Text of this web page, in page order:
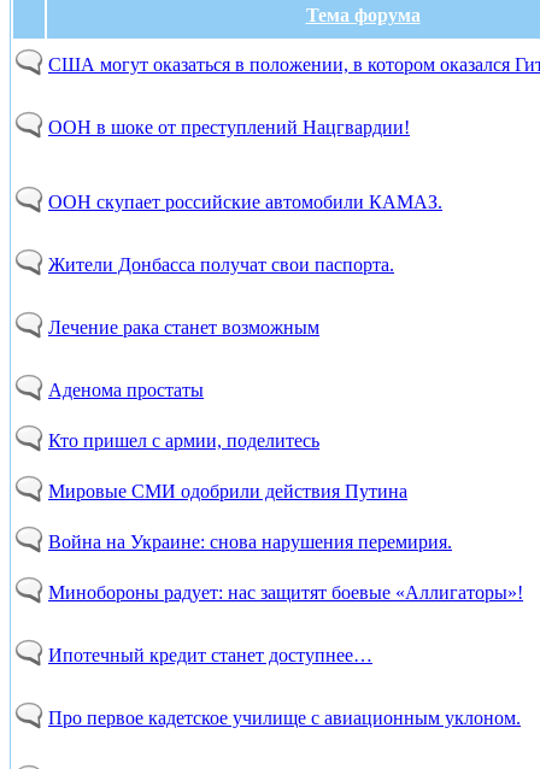
Тема форума
США могут оказаться в положении, в котором оказался
ООН в шоке от преступлений Нацгвардии!
ООН скупает российские автомобили КАМАЗ.
Жители Донбасса получат свои паспорта.
Лечение рака станет возможным
Аденома простаты
Кто пришел с армии, поделитесь
Мировые СМИ одобрили действия Путина
Война на Украине: снова нарушения перемирия.
Минобороны радует: нас защитят боевые «Аллигаторы»!
Ипотечный кредит станет доступнее…
Про первое кадетское училище с авиационным уклоном.